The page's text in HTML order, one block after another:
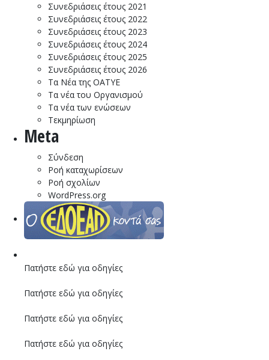
Συνεδριάσεις έτους 2021
Συνεδριάσεις έτους 2022
Συνεδριάσεις έτους 2023
Συνεδριάσεις έτους 2024
Συνεδριάσεις έτους 2025
Συνεδριάσεις έτους 2026
Τα Νέα της ΟΑΤΥΕ
Τα νέα του Οργανισμού
Τα νέα των ενώσεων
Τεκμηρίωση
Meta
Σύνδεση
Ροή καταχωρίσεων
Ροή σχολίων
WordPress.org
Πατήστε εδώ για οδηγίες
Πατήστε εδώ για οδηγίες
Πατήστε εδώ για οδηγίες
Πατήστε εδώ για οδηγίες